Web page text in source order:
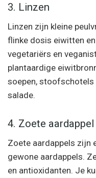
3. Linzen
Linzen zijn kleine
flinke dosis eiwitten
vegetariërs en
plantaardige
soepen,
salade.
4. Zoete aardappel
Zoete aardappels zijn
gewone aardappels.
en antioxidanten. Je